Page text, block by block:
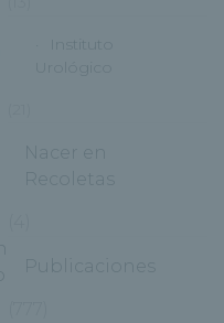
Instituto
Urológico
Nacer en
Recoletas
Publicaciones